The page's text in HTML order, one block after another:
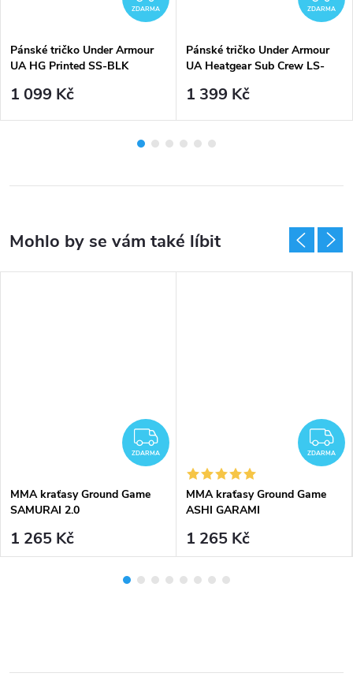
ZDARMA
Pánské tričko Under Armour
UA HG Printed SS-BLK
1 099 Kč
ZDARMA
Pánské tričko Under Armour
UA Heatgear Sub Crew LS-
1 399 Kč
ZDARMA
ZDARMA
MMA kraťasy Ground Game
SAMURAI 2.0
1 265 Kč
ZDARMA
MMA kraťasy Ground Game
ASHI GARAMI
1 265 Kč